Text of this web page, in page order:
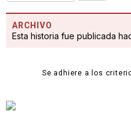
ARCHIVO
Esta historia fue publicada
Se adhiere a los